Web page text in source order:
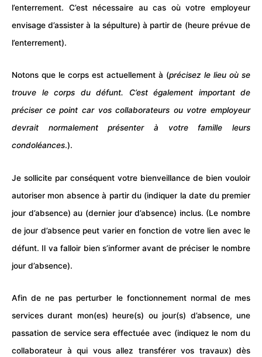
l’enterrement. C’est nécessaire au cas où votre employeur
envisage d’assister à la sépulture) à partir de (heure prévue de
l’enterrement).
Notons que le corps est actuellement à (précisez le lieu où se
trouve le corps du défunt. C’est également important de
préciser ce point car vos collaborateurs ou votre employeur
devrait normalement présenter à votre famille leurs
condoléances.).
Je sollicite par conséquent votre bienveillance de bien vouloir
autoriser mon absenceà partir du (indiquer la date du premier
jour d’absence) au (dernier jour d’absence) inclus. (Le nombre
de jour d’absence peut varier en fonction de votre lien avec le
défunt. Il va falloir bien s’informer avant de préciser le nombre
jour d’absence).
Afin de ne pas perturber le fonctionnement normal de mes
services durant mon(es) heure(s) ou jour(s) d’absence, une
passation de service sera effectuée avec (indiquez le nom du
collaborateur à qui vous allez transférer vos travaux) dès